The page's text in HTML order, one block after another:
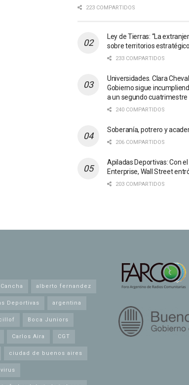
223 COMPARTIDOS
Ley de Tierras: “La
sobre territorios
233 COMPARTIDOS
Universidades. Clara
Gobierno sigue
a un segundo cuatrimestre
240 COMPARTIDOS
Soberanía, potrero y
206 COMPARTIDOS
Apiladas Deportivas: Con el
Enterprise, Wall Street
203 COMPARTIDOS
alberto fernandez
Deportivas argentina
Boca Juniors
Carlos Aira CGT
ciudad de buenos aires